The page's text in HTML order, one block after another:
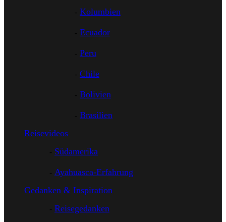
Kolumbien
Ecuador
Peru
Chile
Bolivien
Brasilien
Reisevideos
Südamerika
Ayahuasca-Erfahrung
Gedanken & Inspiration
Reisegedanken